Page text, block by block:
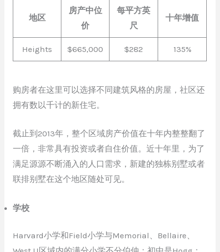
地区
房产中位
价
每平方英
尺
十年增值
Heights $665,000 $282 135%
购房者在这里可以选择不同建筑风格的房屋，社区还
拥有数以千计的新住宅。
截止到2013年，整个区域房产价值在十年内整整翻了
一倍，非常具有投资或者自住价值。近十年里，为了
满足源源不断涌入的人口需求，新建的独栋别墅或者
联排别墅在这个地区随处可见。
学校
Harvard小学和Field小学与Memorial、Bellaire、